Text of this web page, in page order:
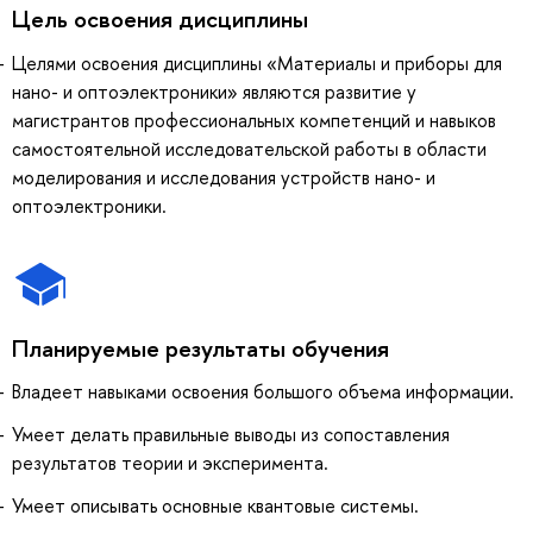
Цель освоения дисциплины
Целями освоения дисциплины «Материалы и приборы для
нано- и оптоэлектроники» являются развитие у
магистрантов профессиональных компетенций и навыков
самостоятельной исследовательской работы в области
моделирования и исследования устройств нано- и
оптоэлектроники.
Планируемые результаты обучения
Владеет навыками освоения большого объема информации.
Умеет делать правильные выводы из сопоставления
результатов теории и эксперимента.
Умеет описывать основные квантовые системы.